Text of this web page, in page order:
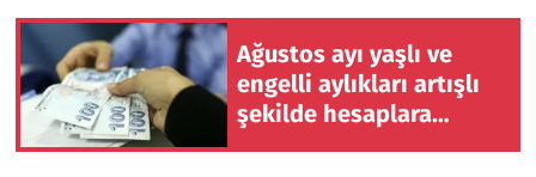
Ağustos ayı yaşlı ve
engelli aylıkları artışlı
şekilde hesaplara
Spor
Teknoloji ve Bilim
Televizyon